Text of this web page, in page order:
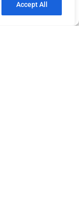
Accept All